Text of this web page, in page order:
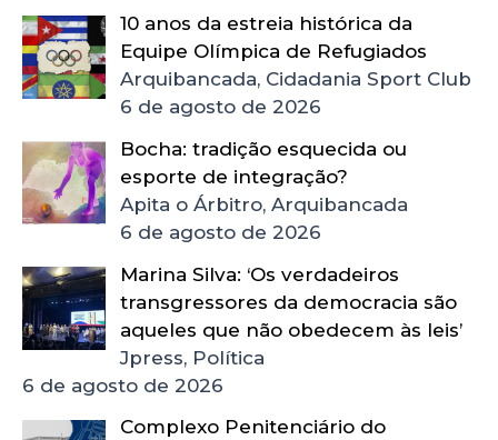
10 anos da estreia histórica da
Equipe Olímpica de Refugiados
Arquibancada, Cidadania Sport Club
6 de agosto de 2026
Bocha: tradição esquecida ou
esporte de integração?
Apita o Árbitro, Arquibancada
6 de agosto de 2026
Marina Silva: ‘Os verdadeiros
transgressores da democracia são
aqueles que não obedecem às leis’
Jpress, Política
6 de agosto de 2026
Complexo Penitenciário do